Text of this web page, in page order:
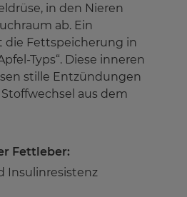
in den Nieren
ab. Ein
die Fettspeicherung in
Typs“. Diese inneren
stille Entzündungen
aus dem
Fettleber:
Insulinresistenz